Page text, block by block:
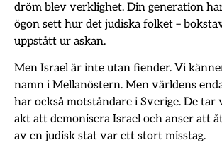
dröm blev verklighet. Din generation
ögon sett hur det judiska folket –
uppstått ur askan.
Men Israel är inte utan fiender. Vi
namn i Mellanöstern. Men världens
har också motståndare i Sverige. De tar
akt att demonisera Israel och anser att
av en judisk stat var ett stort misstag.